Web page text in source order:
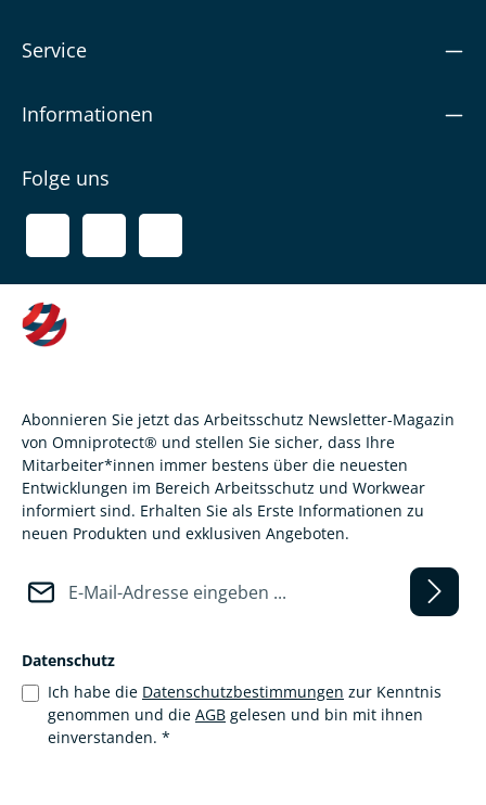
Service
Informationen
Folge uns
Abonnieren Sie jetzt das Arbeitsschutz Newsletter-Magazin
von Omniprotect® und stellen Sie sicher, dass Ihre
Mitarbeiter*innen immer bestens über die neuesten
Entwicklungen im Bereich Arbeitsschutz und Workwear
informiert sind. Erhalten Sie als Erste Informationen zu
neuen Produkten und exklusiven Angeboten.
Datenschutz
Ich habe die Datenschutzbestimmungen zur Kenntnis
genommen und die AGB gelesen und bin mit ihnen
einverstanden. *